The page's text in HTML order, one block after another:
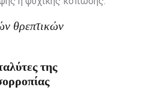
θρεπτικών
της